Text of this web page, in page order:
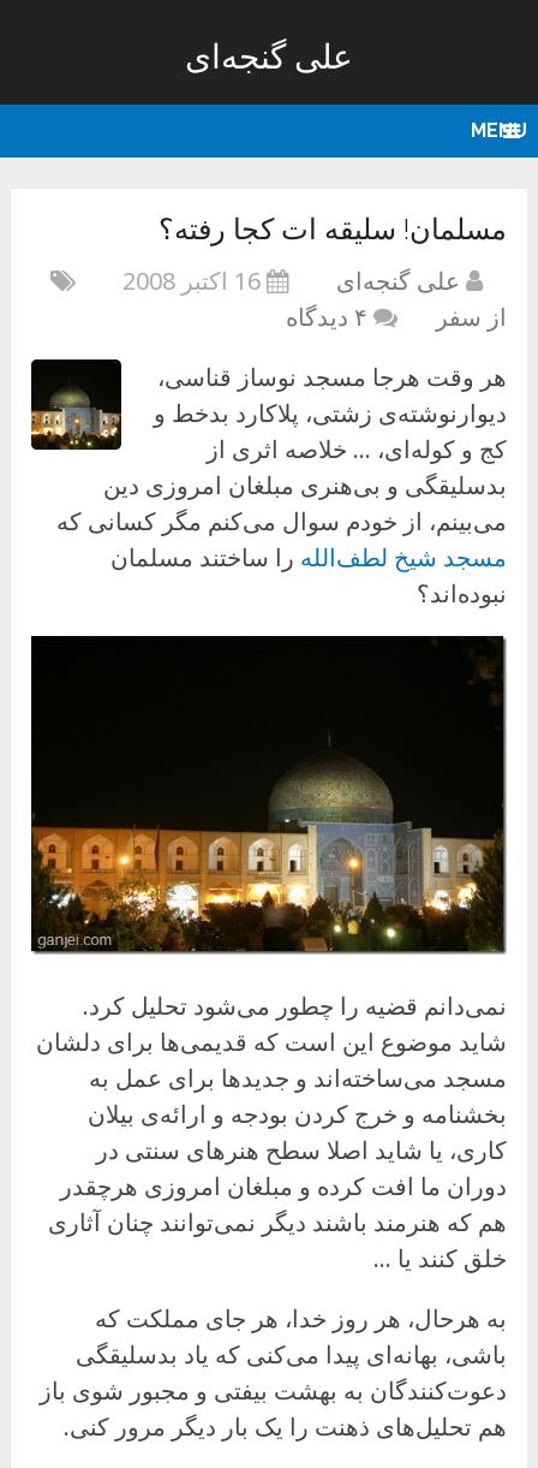
علی گنجه‌ای
MENU
مسلمان! سلیقه ات کجا رفته؟
علی گنجه‌ای
16 اکتبر 2008
از سفر
۴ دیدگاه
هر وقت هرجا مسجد نوساز قناسی،
دیوارنوشته‌ی زشتی، پلاکارد بدخط و
کج و کوله‌ای، … خلاصه اثری از
بدسلیقگی و بی‌هنری مبلغان امروزی دین
می‌بینم، از خودم سوال می‌کنم مگر کسانی که
مسجد شیخ لطف‌الله را ساختند مسلمان
نبوده‌اند؟
نمی‌دانم قضیه را چطور می‌شود تحلیل کرد.
شاید موضوع این است که قدیمی‌ها برای دلشان
مسجد می‌ساخته‌اند و جدیدها برای عمل به
بخشنامه و خرج کردن بودجه و ارائه‌ی بیلان
کاری، یا شاید اصلا سطح هنرهای سنتی در
دوران ما افت کرده و مبلغان امروزی هرچقدر
هم که هنرمند باشند دیگر نمی‌توانند چنان آثاری
خلق کنند یا …
به هرحال، هر روز خدا، هر جای مملکت که
باشی، بهانه‌ای پیدا می‌کنی که یاد بدسلیقگی
دعوت‌کنندگان به بهشت بیفتی و مجبور شوی باز
هم تحلیل‌های ذهنت را یک بار دیگر مرور کنی.